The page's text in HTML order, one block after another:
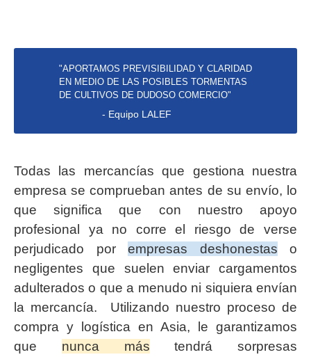
"APORTAMOS PREVISIBILIDAD Y CLARIDAD
EN MEDIO DE LAS POSIBLES TORMENTAS
DE CULTIVOS DE DUDOSO COMERCIO"
- Equipo LALEF
Todas las mercancías que gestiona nuestra
empresa se comprueban antes de su envío, lo
que significa que con nuestro apoyo
profesional ya no corre el riesgo de verse
perjudicado por empresas deshonestas o
negligentes que suelen enviar cargamentos
adulterados o que a menudo ni siquiera envían
la mercancía. Utilizando nuestro proceso de
compra y logística en Asia, le garantizamos
que nunca más tendrá sorpresas